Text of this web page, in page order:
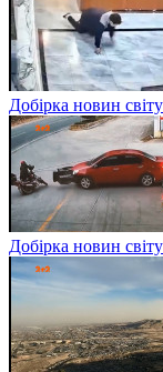
Добірка новин
Добірка новин